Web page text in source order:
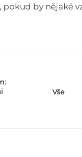
by nějaké
Vše